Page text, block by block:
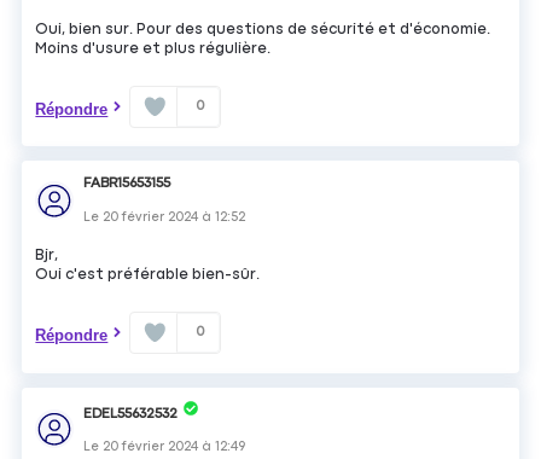
Oui, bien sur. Pour des questions de sécurité et d'économie.
Moins d'usure et plus régulière.
Répondre 0
FABR15653155
Le 20 février 2024 à12:52
Bjr,
Oui c'est préférable bien-sûr.
Répondre 0
EDEL55632532
Le 20 février 2024 à12:49